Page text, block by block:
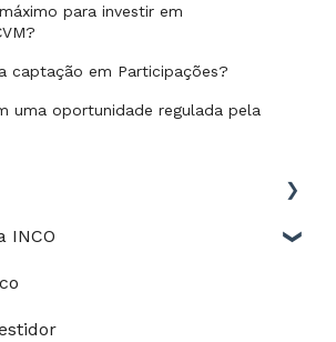
para investir em
captação em Participações?
uma oportunidade regulada pela
INCO